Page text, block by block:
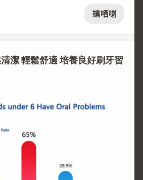
搶哂喇
潔 輕鬆舒適 培養良好刷牙習